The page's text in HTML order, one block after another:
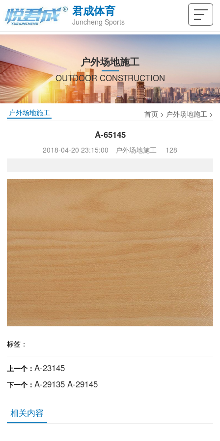
君成体育
Juncheng Sports
户外场地施工
OUTDOOR CONSTRUCTION
户外场地施工 首页 > 户外场地施工 >
A-65145
2018-04-20 23:15:00 户外场地施工 128
标签：
上一个： A-23145
下一个： A-29135 A-29145
相关内容